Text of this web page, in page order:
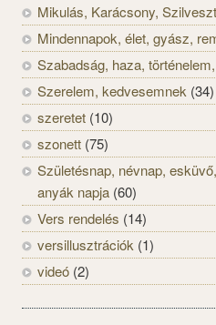
Mikulás, Karácsony,
Mindennapok, élet, gyász,
Szabadság, haza,
Szerelem, kedvesemnek (34)
szeretet (10)
szonett (75)
Születésnap, névnap,
anyák napja (60)
Vers rendelés (14)
versillusztrációk (1)
videó (2)